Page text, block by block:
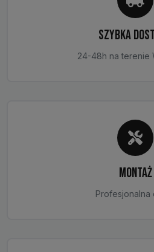
SZYBKA
24-48h na terenie
MONTAŻ
Profesjonalna